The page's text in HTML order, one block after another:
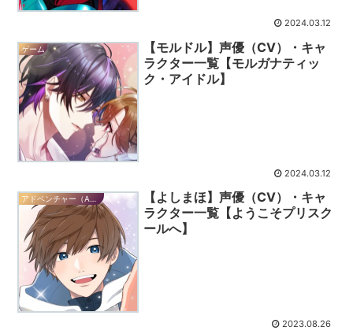
2024.03.12
ゲーム
【モルドル】声優（CV）・キャ
ラクター一覧【モルガナティッ
ク・アイドル】
2024.03.12
【よしまほ】声優（CV）・キャ
ラクター一覧【ようこそプリスク
ールへ】
2023.08.26